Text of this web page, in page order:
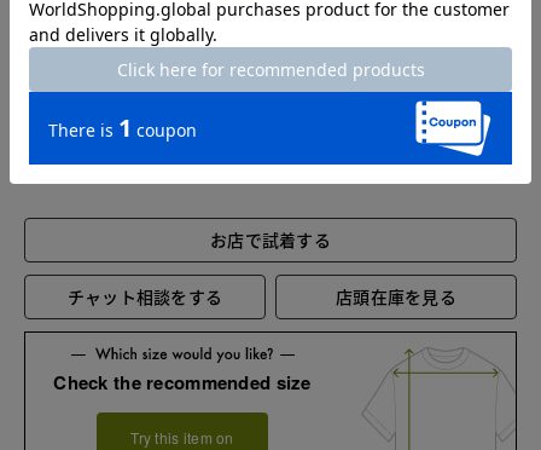
XL 67
XXL 67.5 107 38.5 5 28.5
お店で試着する
チャット相談をする 店頭在庫を見る
Check the recommended size
Try this item on